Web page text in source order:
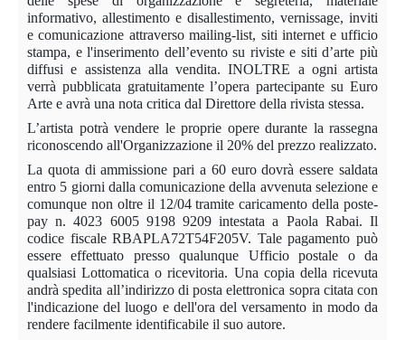
informativo, allestimento e disallestimento, vernissage, inviti
e comunicazione attraverso mailing-list, siti internet e ufficio
stampa, e l'inserimento dell’evento su riviste e siti d’arte più
diffusi e assistenza alla vendita. INOLTRE a ogni artista
verrà pubblicata gratuitamente l’opera partecipante su Euro
Arte e avrà una nota critica dal Direttore della rivista stessa.
L’artista potrà vendere le proprie opere durante la rassegna
riconoscendo all'Organizzazione il 20% del prezzo realizzato.
La quota di ammissione pari a 60 euro dovrà essere saldata
entro 5 giorni dalla comunicazione della avvenuta selezione e
comunque non oltre il 12/04 tramite caricamento della poste-
pay n. 4023 6005 9198 9209 intestata a Paola Rabai. Il
codice fiscale RBAPLA72T54F205V. Tale pagamento può
essere effettuato presso qualunque Ufficio postale o da
qualsiasi Lottomatica o ricevitoria. Una copia della ricevuta
andrà spedita all’indirizzo di posta elettronica sopra citata con
l'indicazione del luogo e dell'ora del versamento in modo da
rendere facilmente identificabile il suo autore.